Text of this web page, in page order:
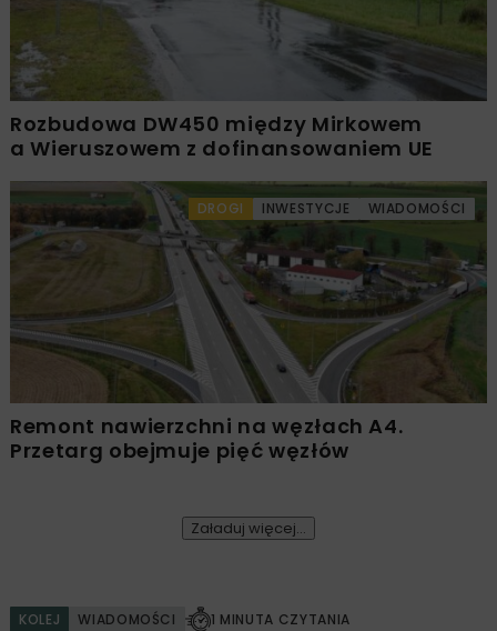
Rozbudowa DW450 między Mirkowem
a Wieruszowem z dofinansowaniem UE
DROGI INWESTYCJE WIADOMOŚCI
Remont nawierzchni na węzłach A4.
Przetarg obejmuje pięć węzłów
Załaduj więcej...
KOLEJ WIADOMOŚCI 1 MINUTA CZYTANIA